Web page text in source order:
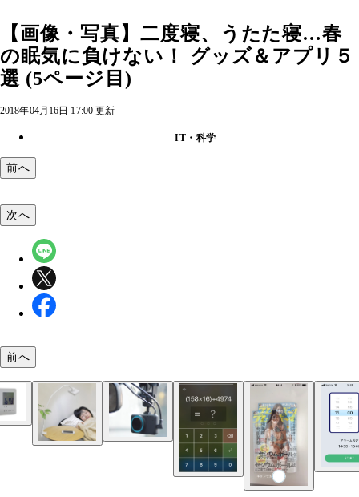
【画像・写真】二度寝、うたた寝…春
の眠気に負けない！ グッズ＆アプリ５
選 (5ページ目)
2018年04月16日 17:00 更新
IT・科学
前へ
顔に光を照射して優しい目覚め！
次へ
前へ